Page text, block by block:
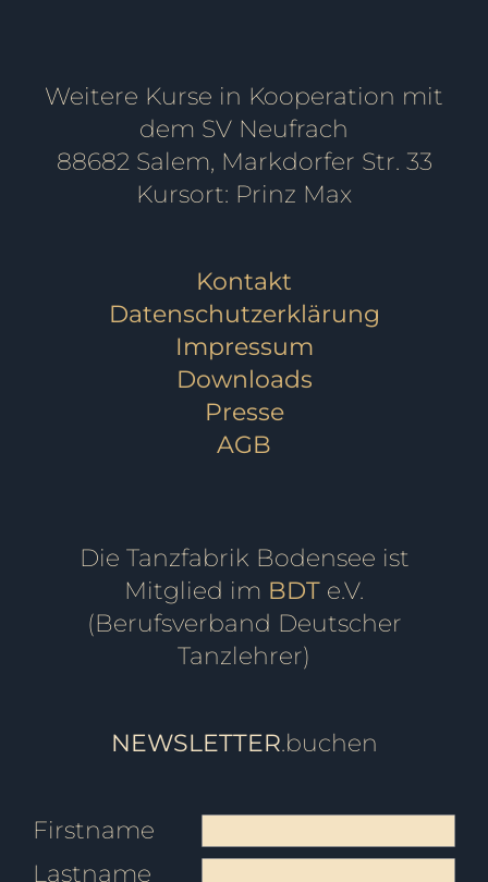
Weitere Kurse in Kooperation mit
dem SV Neufrach
88682 Salem, Markdorfer Str. 33
Kursort: Prinz Max
Kontakt
Datenschutzerklärung
Impressum
Downloads
Presse
AGB
Die Tanzfabrik Bodensee ist
Mitglied im BDT e.V.
(Berufsverband Deutscher
Tanzlehrer)
NEWSLETTER.buchen
Firstname
Lastname